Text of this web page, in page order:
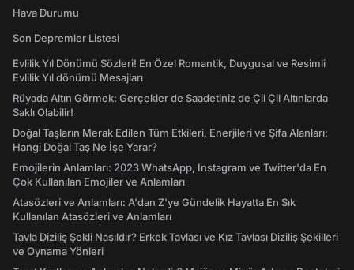
Hava Durumu
Son Depremler Listesi
Evlilik Yıl Dönümü Sözleri! En Özel Romantik, Duygusal ve Resimli
Evlilik Yıl dönümü Mesajları
Rüyada Altın Görmek: Gerçekler de Saadetiniz de Çil Çil Altınlarda
Saklı Olabilir!
Doğal Taşların Merak Edilen Tüm Etkileri, Enerjileri ve Şifa Alanları:
Hangi Doğal Taş Ne İşe Yarar?
Emojilerin Anlamları: 2023 WhatsApp, Instagram ve Twitter'da En
Çok Kullanılan Emojiler ve Anlamları
Atasözleri ve Anlamları: A'dan Z'ye Gündelik Hayatta En Sık
Kullanılan Atasözleri ve Anlamları
Tavla Diziliş Şekli Nasıldır? Erkek Tavlası ve Kız Tavlası Diziliş Şekilleri
ve Oynama Yönleri